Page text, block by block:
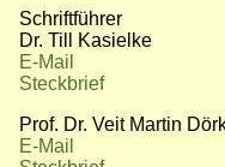
Schriftführer
Dr. Till Kasielke
E-Mail
Steckbrief
Prof. Dr. Veit Martin
E-Mail